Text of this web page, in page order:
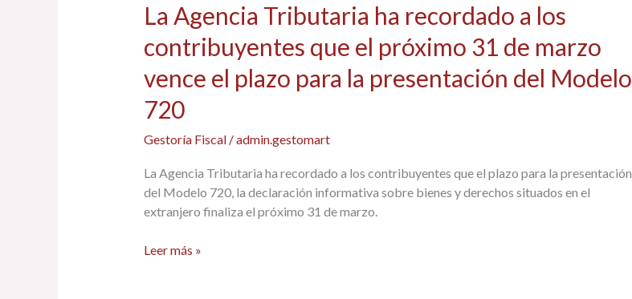
La Agencia Tributaria ha recordado a los
contribuyentes que el próximo 31 de marzo
vence el plazo para la presentación del Modelo
720
Gestoría Fiscal/admin.gestomart
La Agencia Tributaria ha recordado a los contribuyentes que el plazo para la presentación
del Modelo 720, la declaración informativa sobre bienes y derechos situados en el
extranjero finaliza el próximo 31 de marzo.
La
Agencia
Tributaria
recordado
a
los
contribuyentes
el
próximo
31
marzo
Leer más »